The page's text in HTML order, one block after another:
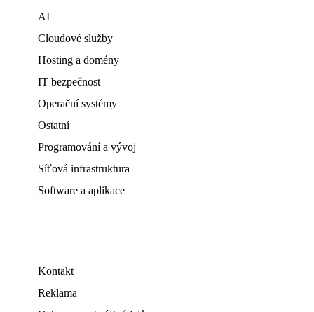
AI
Cloudové služby
Hosting a domény
IT bezpečnost
Operační systémy
Ostatní
Programování a vývoj
Síťová infrastruktura
Software a aplikace
Kontakt
Reklama